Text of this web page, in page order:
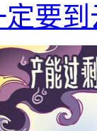
要